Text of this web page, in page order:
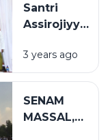
1444
&#8211;
Santri
Assirojiyyah
Sosialisasi
Pemilu KPU
3 years ago
SENAM
MASSAL,